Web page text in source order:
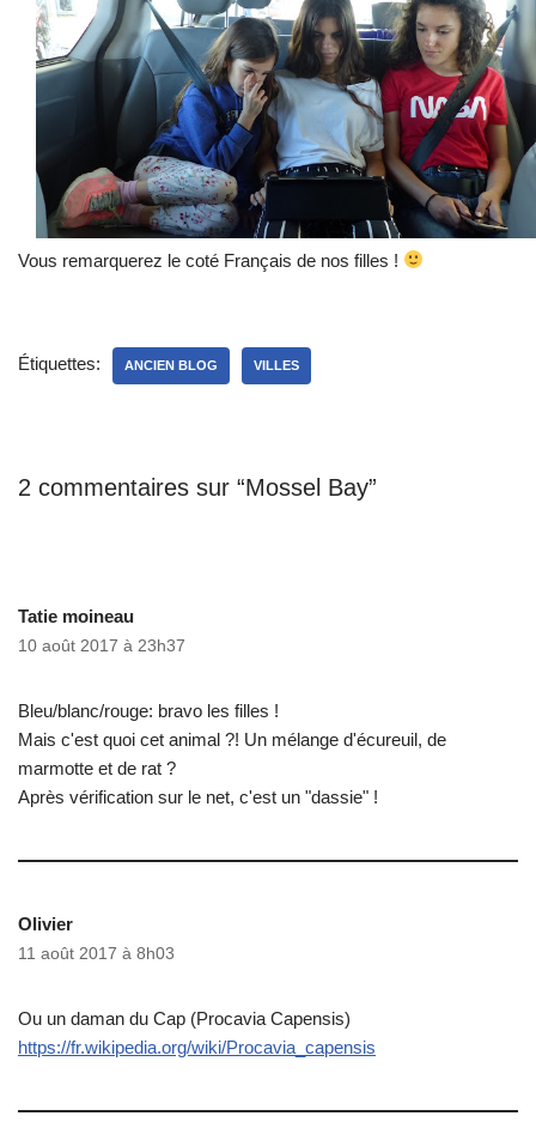
Vous remarquerez le coté Français de nos filles !
Étiquettes: ANCIEN BLOG VILLES
2 commentaires sur “Mossel Bay”
Tatie moineau
10 août 2017 à 23h37
Bleu/blanc/rouge: bravo les filles !
Mais c'est quoi cet animal ?! Un mélange d'écureuil, de
marmotte et de rat ?
Après vérification sur le net, c'est un "dassie" !
Olivier
11 août 2017 à 8h03
Ou un daman du Cap (Procavia Capensis)
https://fr.wikipedia.org/wiki/Procavia_capensis